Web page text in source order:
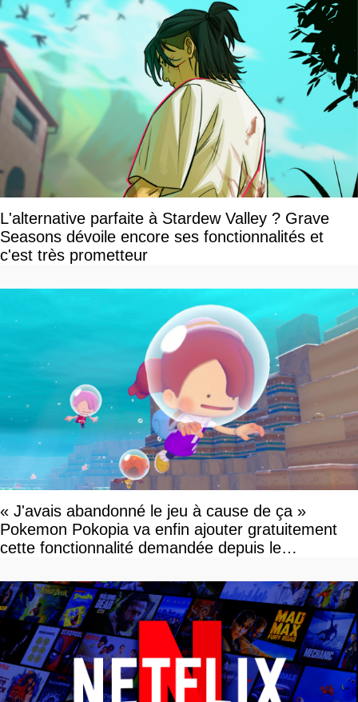
L'alternative parfaite à Stardew Valley ? Grave
Seasons dévoile encore ses fonctionnalités et
c'est très prometteur
« J'avais abandonné le jeu à cause de ça »
Pokemon Pokopia va enfin ajouter gratuitement
cette fonctionnalité demandée depuis le